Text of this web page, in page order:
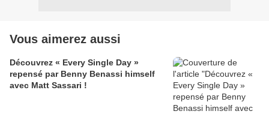
Vous aimerez aussi
Découvrez « Every Single Day »
repensé par Benny Benassi himself
avec Matt Sassari !